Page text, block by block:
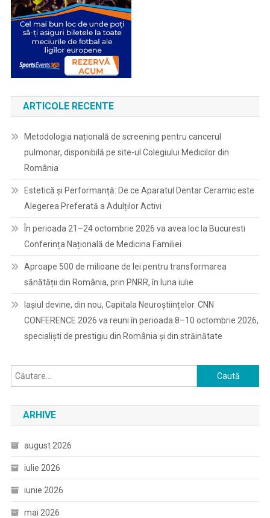
ARTICOLE RECENTE
Metodologia națională de screening pentru cancerul
pulmonar, disponibilă pe site-ul Colegiului Medicilor din
România
Estetică și Performanță: De ce Aparatul Dentar Ceramic este
Alegerea Preferată a Adulților Activi
În perioada 21–24 octombrie 2026 va avea loc la Bucuresti
Conferința Națională de Medicina Familiei
Aproape 500 de milioane de lei pentru transformarea
sănătății din România, prin PNRR, în luna iulie
Iașiul devine, din nou, Capitala Neuroștiințelor. CNN
CONFERENCE 2026 va reuni în perioada 8–10 octombrie 2026,
specialiști de prestigiu din România și din străinătate
Caută
după:
ARHIVE
august 2026
iulie 2026
iunie 2026
mai 2026